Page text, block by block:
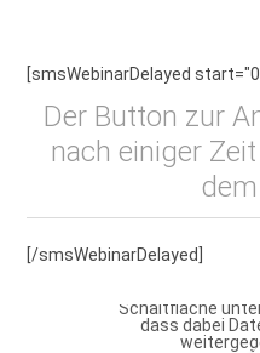
[smsWebinarDelayed
Der Button zur
nach einiger
[/smsWebinarDelayed]
Sie sehen gerade
Schaltfläche
dass dabei